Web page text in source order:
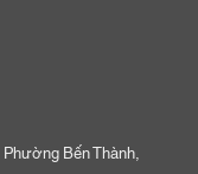
Bến Thành,